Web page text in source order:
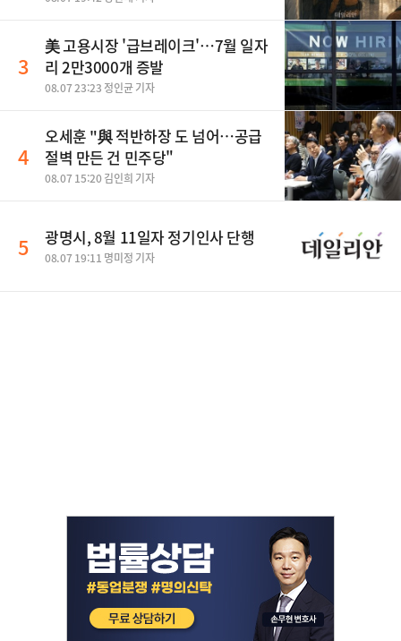
3
美 고용시장 '급브레이크'…7월 일자
리 2만3000개 증발
08.07 23:23 정인균 기자
4
오세훈 "與 적반하장 도 넘어…공급
절벽 만든 건 민주당"
08.07 15:20 김인희 기자
5 광명시, 8월 11일자 정기인사 단행
08.07 19:11 명미정 기자